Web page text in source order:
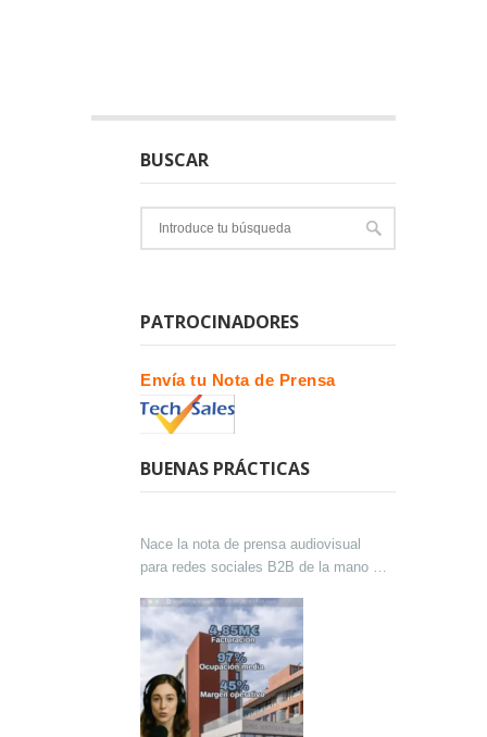
BUSCAR
PATROCINADORES
Envía tu Nota de Prensa
BUENAS PRÁCTICAS
Nace la nota de prensa audiovisual
para redes sociales B2B de la mano de